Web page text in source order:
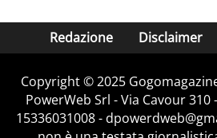
Redazione Disclaimer
Copyright © 2025
PowerWeb Srl - Via Cavour 310
15336031008 -